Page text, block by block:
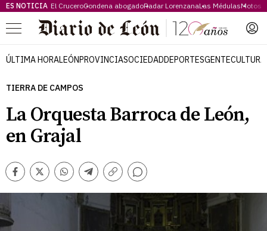
ES NOTICIA El CruceroCondena abogadoRadar LorenzanaLas MédulasMotos
Menú
ÚLTIMA HORALEÓNPROVINCIASOCIEDADDEPORTESGENTECULTURA
TIERRA DE CAMPOS
La Orquesta Barroca de León,
en Grajal
Facebook
TwitterWhatsappTelegram
Copiar
Comentarios